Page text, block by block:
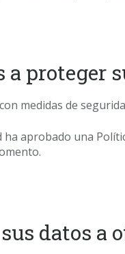
a proteger
medidas de
aprobado una
datos a